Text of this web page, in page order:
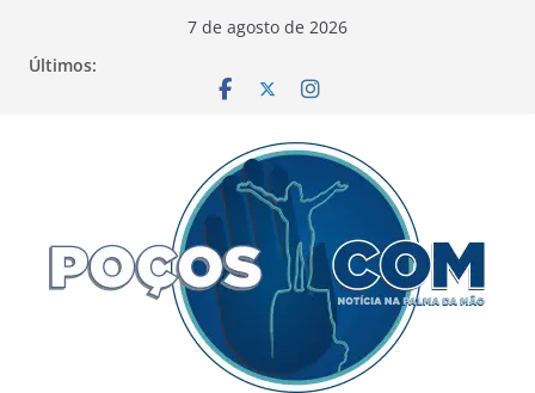
7 de agosto de 2026
Últimos: